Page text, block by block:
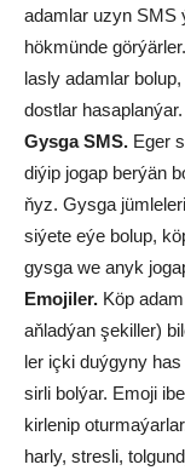
adam­lar uzyn SMS
hök­mün­de
las­ly adam­lar
dost­lar ha­sap­lan­ýar.
Gys­ga SMS. Eger
di­ýip jo­gap ber­ýän
ňyz. Gys­ga
si­ýe­te eýe bo­lup,
gys­ga we anyk
Emo­ji­ler. Köp
aň­lad­ýan şe­kil­ler)
ler iç­ki duý­gy­ny
sir­li bol­ýar. Emo­ji
kir­le­nip
har­ly, stres­li,